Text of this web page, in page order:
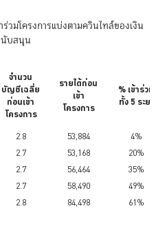
วมโครงการแบ่งตามควินไทล์ของเงิน
บสนุน
จำนวน
บัญชีเฉลี่ย
ก่อนเข้า
โครงการ
รายได้ก่อน
เข้า
โครงการ
% เข้าร่วม
ทั้ง 5 ระยะ
2.8 53,884
4%
2.7 53,168
20%
2.7 56,464
35%
2.7 58,490
49%
2.8 84,498 61%